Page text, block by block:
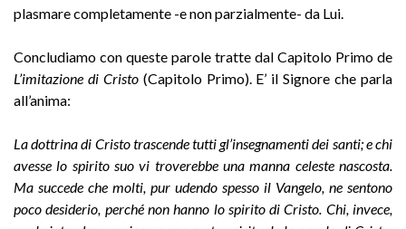
plasmare completamente -e non parzialmente- da Lui.
Concludiamo con queste parole tratte dal Capitolo Primo de
L’imitazione di Cristo(Capitolo Primo). E’ il Signore che parla
all’anima:
La dottrina di Cristo trascende tutti gl’insegnamenti dei santi; e chi
avesse lo spirito suo vi troverebbe una manna celeste nascosta.
Ma succede che molti, pur udendo spesso il Vangelo, ne sentono
poco desiderio, perché non hanno lo spirito di Cristo. Chi, invece,